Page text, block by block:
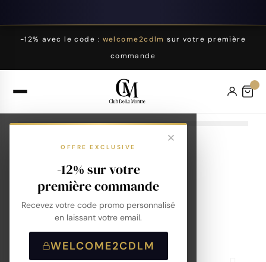
-12% avec le code : welcome2cdlm sur votre première
commande
OFFRE EXCLUSIVE
-12% sur votre
première commande
Recevez votre code promo personnalisé
en laissant votre email.
WELCOME2CDLM